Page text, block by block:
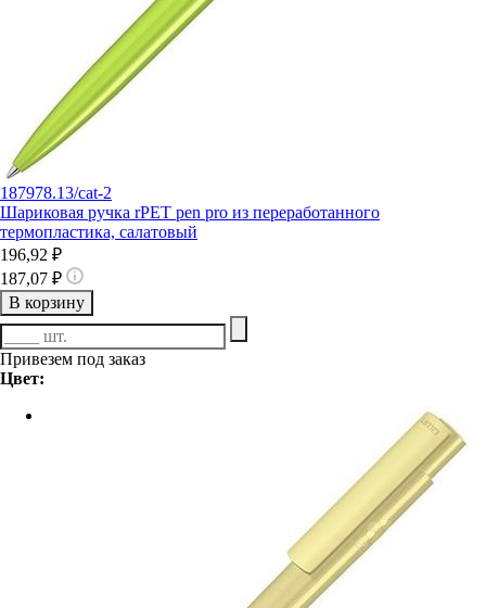
187978.13/cat-2
Шариковая ручка rPET pen pro из переработанного
термопластика, салатовый
196,92 ₽
187,07 ₽
В корзину
Привезем под заказ
Цвет: